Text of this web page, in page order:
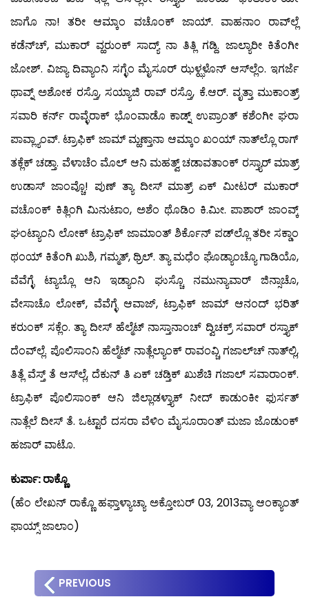
ಜಾಗೊ ನಾ! ತರೀ ಆಮ್ಕಾಂ ವಚೊಂಕ್ ಜಾಯ್. ವಾಹನಾಂ ರಾವ್‍ಲ್ಲೆ
ಕಡೆನ್‍ಚ್, ಮುಕಾರ್ ವ್ಹರುಂಕ್ ಸಾದ್ಯ್ ನಾ ತಿತ್ಲಿ ಗಡ್ದಿ. ಜಾಲ್ಯಾರೀ ಕಿತೆಂಗೀ
ಜೋಶ್. ವಿಜ್ಯಾ ದಿವ್ಯಾಂನಿ ಸಗ್ಳೆಂ ಮೈಸೂರ್ ಝಳ್ಝಳೊನ್ ಆಸ್‍ಲ್ಲೆಂ. ಇಗರ್ಜೆ
ಥಾವ್ನ್ ಅಶೋಕ ರಸ್ತೊ, ಸಯ್ಯಾಜಿ ರಾವ್ ರಸ್ತೊ, ಕೆ.ಆರ್. ವೃತ್ತಾ ಮುಕಾಂತ್ರ್
ಸವಾರಿ ಕರ್ನ್ ರಾವ್ಳೆರಾಕ್ ಭೊಂವಾಡೊ ಕಾಡ್ನ್ ಉಪ್ರಾಂತ್ ಕಶೆಂಗೀ ಘರಾ
ಪಾವ್ಲ್ಯಾಂವ್. ಟ್ರಾಫಿಕ್ ಜಾಮ್ ಮ್ಹಣ್ತಾನಾ ಆಮ್ಕಾಂ ಖಂಯ್ ನಾತ್‍ಲ್ಲೊ ರಾಗ್
ತಕ್ಲೆಕ್ ಚಡ್ತಾ. ವೆಳಾಚೆಂ ಮೊಲ್ ಆನಿ ಮಹತ್ವ್ ಚಡಾವತಾಂಕ್ ರಸ್ತ್ಯಾರ್ ಮಾತ್ರ್
ಉಡಾಸ್ ಜಾಂವ್ಚೊ! ಪುಣ್ ತ್ಯಾ ದೀಸ್ ಮಾತ್ರ್ ಏಕ್ ಮೀಟರ್ ಮುಕಾರ್
ವಚೊಂಕ್ ಕಿತ್ಲಿಂಗಿ ಮಿನುಟಾಂ, ಅಶೆಂ ಥೊಡಿಂ ಕಿ.ಮೀ. ಪಾಶಾರ್ ಜಾಂವ್ಕ್
ಘಂಟ್ಯಾಂನಿ ಲೋಕ್ ಟ್ರಾಫಿಕ್ ಜಾಮಾಂತ್ ಶಿರ್ಕೊನ್ ಪಡ್‍ಲ್ಲೊ ತರೀ ಸಕ್ಡಾಂ
ಥಂಯ್ ಕಿತೆಂಗಿ ಖುಶಿ, ಗಮ್ಮತ್, ಥ್ರಿಲ್. ತ್ಯಾ ಮಧೆಂ ಘೊಡ್ಯಾಂಚ್ಯೊ ಗಾಡಿಯೊ,
ವೆವೆಗ್ಳೆ ಟ್ಯಾಬ್ಲೊ ಆನಿ ಇಡ್ಯಾಂನಿ ಘುಸ್ಚೊ ನಮುನ್ಯಾವಾರ್ ಜಿನ್ಸಾಚೊ,
ವೇಸಾಚೊ ಲೋಕ್, ವೆವೆಗ್ಳೆ ಆವಾಜ್, ಟ್ರಾಫಿಕ್ ಜಾಮ್ ಆನಂದ್ ಭರಿತ್
ಕರುಂಕ್ ಸಕ್ಲೆಂ. ತ್ಯಾ ದೀಸ್ ಹೆಲ್ಮೆಟ್ ನಾಸ್ತಾನಾಂಚ್ ದ್ವಿಚಕ್ರ್ ಸವಾರ್ ರಸ್ತ್ಯಾಕ್
ದೆಂವ್‍ಲ್ಲೆ. ಪೊಲಿಸಾಂನಿ ಹೆಲ್ಮೆಟ್ ನಾತ್ಲೆಲ್ಯಾಂಕ್ ರಾವಂವ್ಚಿ ಗಜಾಲ್‍ಚ್ ನಾತ್‍ಲ್ಲಿ,
ತಿತ್ಲೆ ವೆಸ್ತ್ ತೆ ಆಸ್‍ಲ್ಲೆ, ದೆಕುನ್ ತಿ ಏಕ್ ಚಡ್ತಿಕ್ ಖುಶೆಚಿ ಗಜಾಲ್ ಸವಾರಾಂಕ್.
ಟ್ರಾಫಿಕ್ ಪೊಲಿಸಾಂಕ್ ಆನಿ ಜಿಲ್ಲಾಡಳ್ತ್ಯಾಕ್ ನೀದ್ ಕಾಡುಂಕೀ ಫುರ್ಸತ್
ನಾತ್ಲೆಲೆ ದೀಸ್ ತೆ. ಒಟ್ಟಾರೆ ದಸರಾ ವೆಳಿಂ ಮೈಸೂರಾಂತ್ ಮಜಾ ಜೊಡುಂಕ್
ಹಜಾರ್ ವಾಟೊ.
ಕುರ್ಪಾ: ರಾಕ್ಣೊ
(ಹೆಂ ಲೇಖನ್ ರಾಕ್ಣೊ ಹಫ್ತಾಳ್ಯಾಚ್ಯಾ ಅಕ್ತೋಬರ್ 03, 2013ವ್ಯಾ ಆಂಕ್ಯಾಂತ್
ಫಾಯ್ಸ್ ಜಾಲಾಂ)
PREVIOUS